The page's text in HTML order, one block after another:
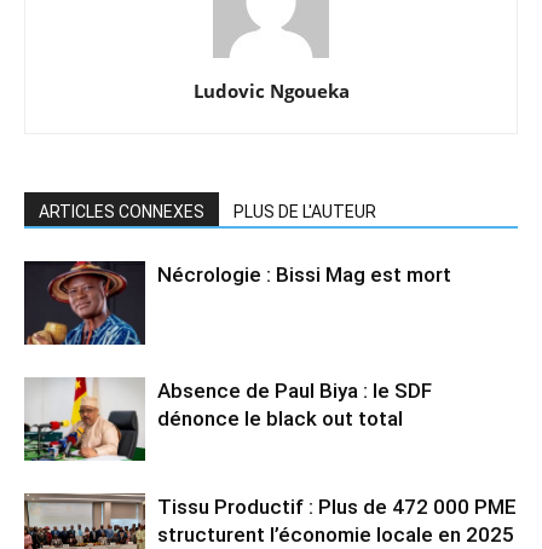
Ludovic Ngoueka
ARTICLES CONNEXES PLUS DE L'AUTEUR
Nécrologie : Bissi Mag est mort
Absence de Paul Biya : le SDF
dénonce le black out total
Tissu Productif : Plus de 472 000 PME
structurent l’économie locale en 2025